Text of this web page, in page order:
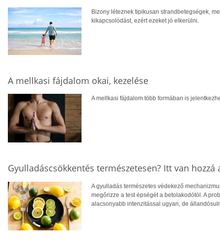
Bizony léteznek tipikusan strandbetegségek,
kikapcsolódást, ezért ezeket jó elkerülni.
A mellkasi fájdalom okai, kezelése
A mellkasi fájdalom több formában is
Gyulladáscsökkentés természetesen? Itt van
A gyulladás természetes védekező
megőrizze a test épségét a betolakodótól. A
alacsonyabb intenzitással ugyan, de